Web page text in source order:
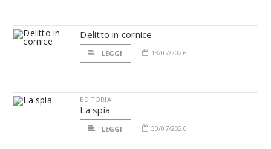
Delitto in cornice
LEGGI 13/07/2026
EDITORIA
La spia
LEGGI 30/07/2026